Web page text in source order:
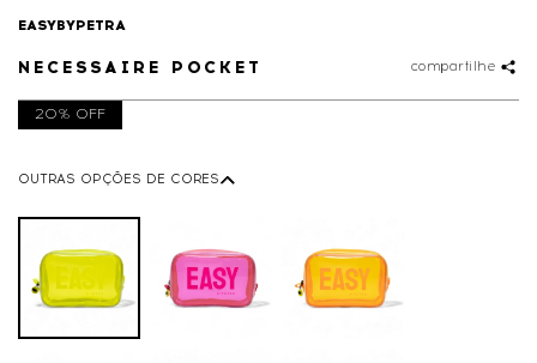
EASYBYPETRA
NECESSAIRE POCKET compartilhe
20% OFF
OUTRAS OPÇÕES DE CORES